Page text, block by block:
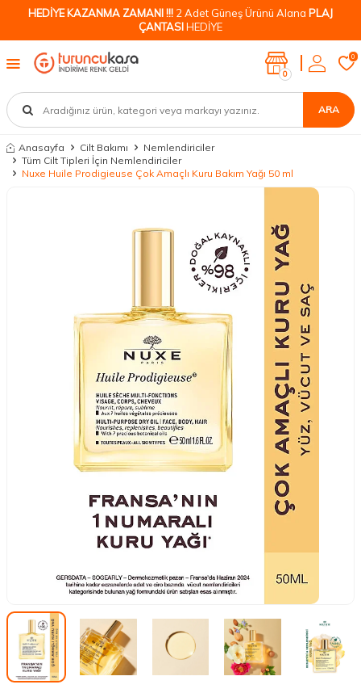
HEDİYE KAZANMA ZAMANI !!! 2 Adet Güneş Ürünü Alana PLAJ
ÇANTASIHEDİYE
ARA
0
0
Anasayfa Cilt Bakımı
Nemlendiriciler
Tüm Cilt Tipleri İçin Nemlendiriciler
Nuxe Huile Prodigieuse Çok Amaçlı Kuru Bakım Yağı 50 ml